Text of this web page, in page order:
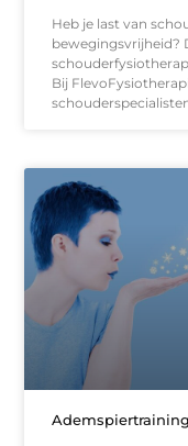
Heb je last van
bewegingsvrijheid?
Bij